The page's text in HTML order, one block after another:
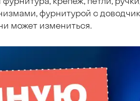
фурнитурой с
может измениться.